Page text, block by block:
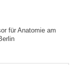
für Anatomie am